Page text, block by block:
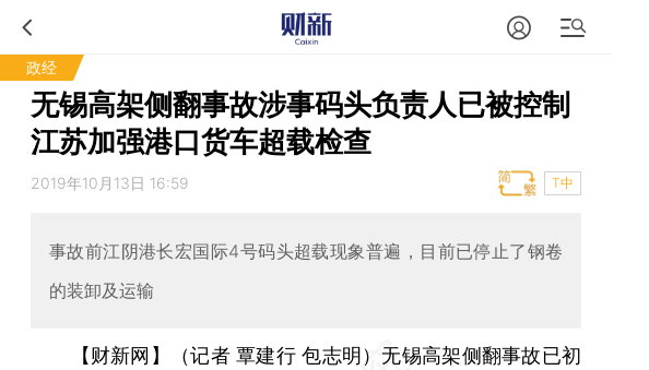
政经
无锡高架侧翻事故涉事码头负责人已被控制
江苏加强港口货车超载检查
2019年10月13日 16:59 T中
事故前江阴港长宏国际4号码头超载现象普遍，目前已停止了钢卷
的装卸及运输
【财新网】（记者 覃建行 包志明）无锡高架侧翻事故已初